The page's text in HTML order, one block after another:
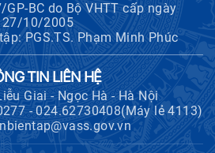
BC do Bộ VHTT cấp ngày
27/10/2005
PGS.TS. Phạm Minh Phúc
TIN LIÊN HỆ
Giai - Ngọc Hà - Hà Nội
- 024.62730408(Máy lẻ 4113)